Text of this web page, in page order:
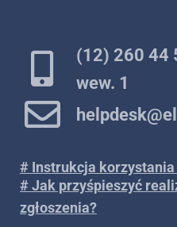
(12) 260 44
wew. 1
# Instrukcja
# Jak przyśpieszyć
zgłoszenia?